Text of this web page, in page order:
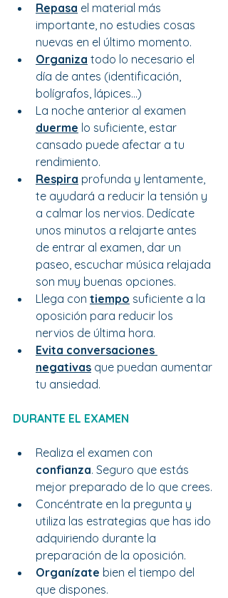
Repasa el material más
importante, no estudies cosas
nuevas en el último momento.
Organiza todo lo necesario el
día de antes (identificación,
bolígrafos, lápices...)
La noche anterior al examen
duerme lo suficiente, estar
cansado puede afectar a tu
rendimiento.
Respira profunda y lentamente,
te ayudará a reducir la tensión y
a calmar los nervios. Dedícate
unos minutos a relajarte antes
de entrar al examen, dar un
paseo, escuchar música relajada
son muy buenas opciones.
Llega con tiempo suficiente a la
oposición para reducir los
nervios de última hora.
Evita conversaciones
negativas que puedan aumentar
tu ansiedad.
DURANTE EL EXAMEN
Realiza el examen con
confianza. Seguro que estás
mejor preparado de lo que crees.
Concéntrate en la pregunta y
utiliza las estrategias que has ido
adquiriendo durante la
preparación de la oposición.
Organízate bien el tiempo del
que dispones.